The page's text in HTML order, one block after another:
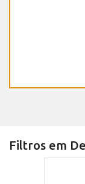
Filtros em